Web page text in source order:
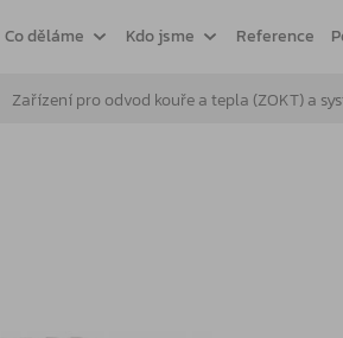
Co děláme Kdo jsme Reference
Zařízení pro odvod kouře a tepla (ZOKT) a